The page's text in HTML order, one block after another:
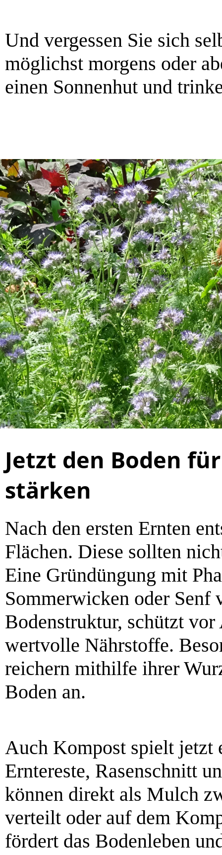
Und vergessen Sie sich
möglichst morgens oder
einen Sonnenhut und
Jetzt den Boden
stärken
Nach den ersten Ernten
Flächen. Diese sollten
Eine Gründüngung mit
Sommerwicken oder Senf
Bodenstruktur, schützt
wertvolle Nährstoffe.
reichern mithilfe ihrer
Boden an.
Auch Kompost spielt jetzt
Erntereste, Rasenschnitt
können direkt als Mulch
verteilt oder auf dem
fördert das Bodenleben